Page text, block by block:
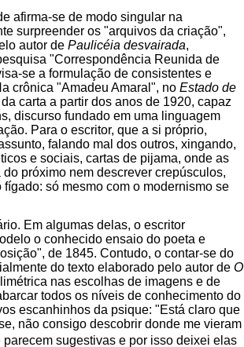
afirma-se de modo singular na
surpreender os "arquivos da criação",
autor de Paulicéia desvairada,
"Correspondência Reunida de
se a formulação de consistentes e
crônica "Amadeu Amaral", no Estado de
carta a partir dos anos de 1920, capaz
discurso fundado em uma linguagem
Para o escritor, que a si próprio,
falando mal dos outros, xingando,
e sociais, cartas de pijama, onde as
próximo nem descrever crepúsculos,
só mesmo com o modernismo se
Em algumas delas, o escritor
o conhecido ensaio do poeta e
de 1845. Contudo, o contar-se do
do texto elaborado pelo autor de O
nas escolhas de imagens e de
todos os níveis de conhecimento do
escanhinhos da psique: "Está claro que
não consigo descobrir donde me vieram
parecem sugestivas e por isso deixei elas